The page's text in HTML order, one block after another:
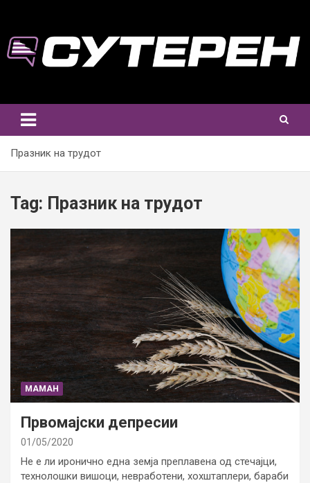
content
Празник на трудот
Tag: Празник на трудот
МАМАН
Првомајски депресии
01/05/2020
Не е ли иронично една земја преплавена од стечајци,
технолошки вишоци, невработени, хохштаплери, бараби